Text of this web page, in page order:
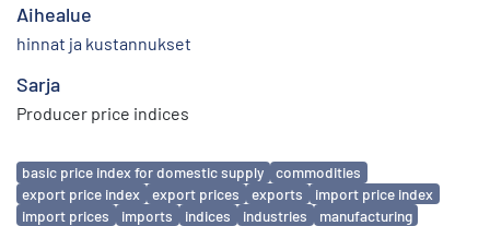
Aihealue
hinnat ja kustannukset
Sarja
Producer price indices
Avainsanat
basic price index for domestic supply
commodities
export price index
export prices exports
import price index
import prices
imports indices industries
manufacturing